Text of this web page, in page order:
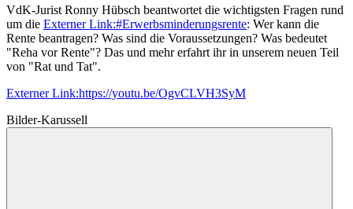
VdK-Jurist Ronny Hübsch beantwortet die wichtigsten Fragen rund
um die Externer Link:#Erwerbsminderungsrente: Wer kann die
Rente beantragen? Was sind die Voraussetzungen? Was bedeutet
"Reha vor Rente"? Das und mehr erfahrt ihr in unserem neuen Teil
von "Rat und Tat".
Externer Link:https://youtu.be/OgvCLVH3SyM
Bilder-Karussell